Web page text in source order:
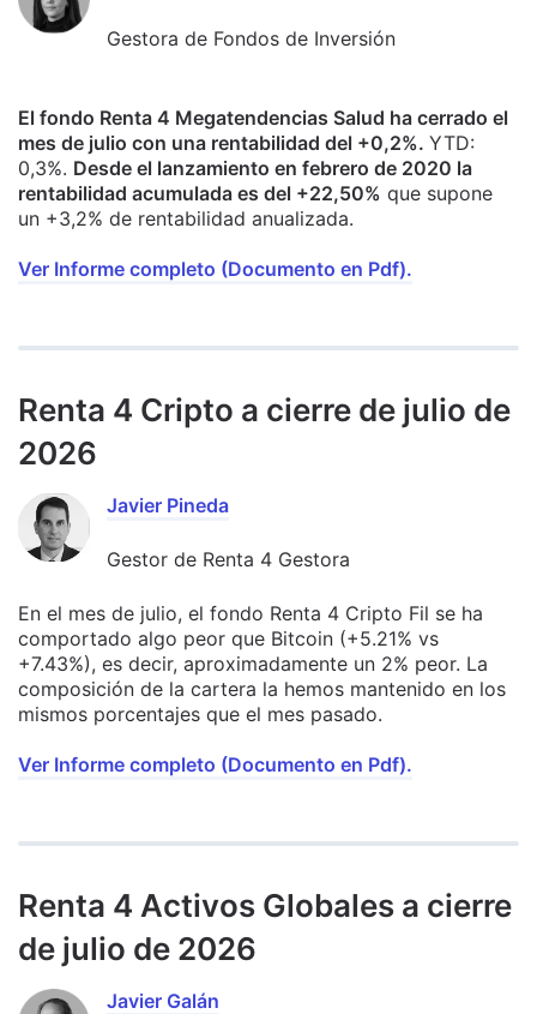
Gestora de Fondos de Inversión
El fondo Renta 4 Megatendencias Salud ha cerrado el
mes de julio con una rentabilidad del +0,2%. YTD:
0,3%. Desde el lanzamiento en febrero de 2020 la
rentabilidad acumulada es del +22,50% que supone
un +3,2% de rentabilidad anualizada.
Ver Informe completo (Documento en Pdf).
Renta 4 Cripto a cierre de julio de
2026
Javier Pineda
Gestor de Renta 4 Gestora
En el mes de julio, el fondo Renta 4 Cripto Fil se ha
comportado algo peor que Bitcoin (+5.21% vs
+7.43%), es decir, aproximadamente un 2% peor. La
composición de la cartera la hemos mantenido en los
mismos porcentajes que el mes pasado.
Ver Informe completo (Documento en Pdf).
Renta 4 Activos Globales a cierre
de julio de 2026
Javier Galán